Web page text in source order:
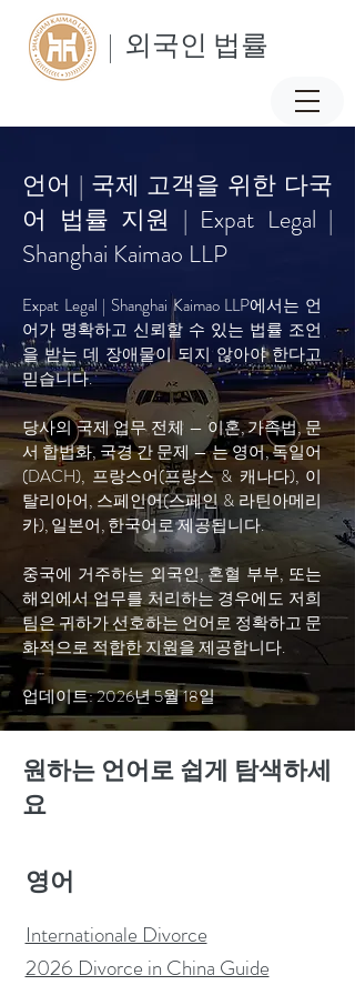
| 외국인 법률
언어 | 국제 고객을 위한 다국
어 법률 지원 | Expat Legal |
Shanghai Kaimao LLP
Expat Legal | Shanghai Kaimao LLP에서는 언
어가 명확하고 신뢰할 수 있는 법률 조언
을 받는 데 장애물이 되지 않아야 한다고
믿습니다.
당사의 국제 업무 전체 — 이혼, 가족법, 문
서 합법화, 국경 간 문제 — 는 영어, 독일어
(DACH), 프랑스어(프랑스 & 캐나다), 이
탈리아어, 스페인어(스페인 & 라틴아메리
카), 일본어, 한국어로 제공됩니다.
중국에 거주하는 외국인, 혼혈 부부, 또는
해외에서 업무를 처리하는 경우에도 저희
팀은 귀하가 선호하는 언어로 정확하고 문
화적으로 적합한 지원을 제공합니다.
업데이트: 2026년 5월 18일
원하는 언어로 쉽게 탐색하세
요
영어
Internationale Divorce
2026 Divorce in China Guide